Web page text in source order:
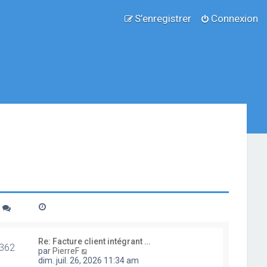
Connexion
S’enregistrer
Re: Facture client intégrant …
par PierreF
o
dim. juil. 26, 2026 11:34 am